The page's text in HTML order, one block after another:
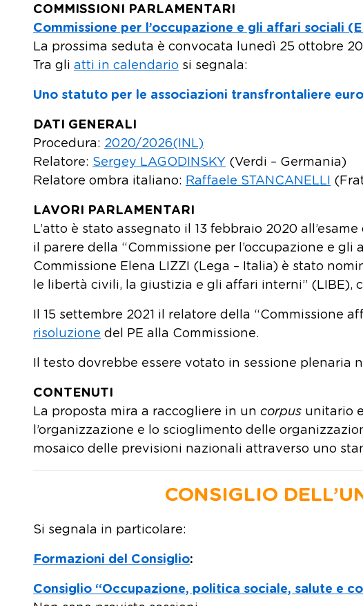
COMMISSIONI PARLAMENTARI
Commissione per l’occupazione e gli affari sociali
La prossima seduta è convocata lunedì 25 ottobre
Tra gli atti in calendario si segnala:
Uno statuto per le associazioni transfrontaliere
DATI GENERALI
Procedura: 2020/2026(INL)
Relatore: Sergey LAGODINSKY (Verdi – Germania)
Relatore ombra italiano: Raffaele STANCANELLI
LAVORI PARLAMENTARI
L’atto è stato assegnato il 13 febbraio 2020
il parere della “Commissione per l’occupazione e gli
Commissione Elena LIZZI (Lega – Italia) è stato
le libertà civili, la giustizia e gli affari interni” (LIBE),
Il 15 settembre 2021 il relatore della “Commissione
risoluzione del PE alla Commissione.
Il testo dovrebbe essere votato in sessione plenaria
CONTENUTI
La proposta mira a raccogliere in un corpus unitario
l’organizzazione e lo scioglimento delle
mosaico delle previsioni nazionali attraverso uno
CONSIGLIO
Si segnala in particolare:
Formazioni del Consiglio:
Consiglio “Occupazione, politica sociale, salute e